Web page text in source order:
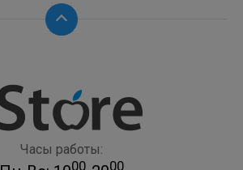
Часы работы:
00 00